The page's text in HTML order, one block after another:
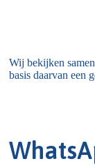
Wij bekijken
basis daarvan een